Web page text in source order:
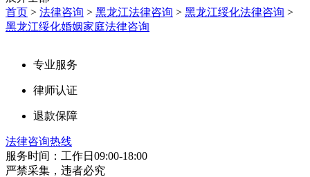
首页 > 法律咨询 > 黑龙江法律咨询 > 黑龙江绥化法律咨询 >
黑龙江绥化婚姻家庭法律咨询
专业服务
律师认证
退款保障
法律咨询热线
服务时间：工作日09:00-18:00
严禁采集，违者必究